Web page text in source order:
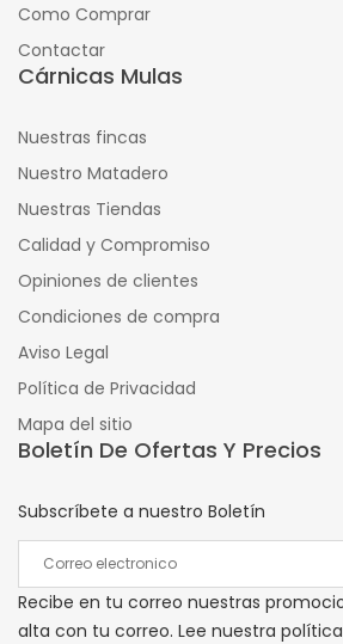
Como Comprar
Contactar
Cárnicas Mulas
Nuestras fincas
Nuestro Matadero
Nuestras Tiendas
Calidad y Compromiso
Opiniones de clientes
Condiciones de compra
Aviso Legal
Política de Privacidad
Mapa del sitio
Boletín De Ofertas Y Precios
Subscríbete a nuestro Boletín
Recibe en tu correo nuestras
alta con tu correo. Lee nuestra